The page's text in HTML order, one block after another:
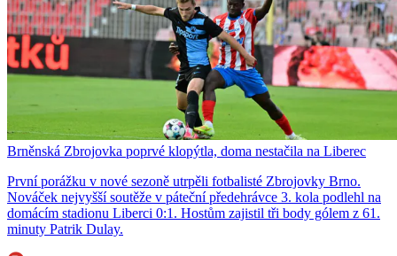
Brněnská Zbrojovka poprvé klopýtla, doma nestačila na Liberec
První porážku v nové sezoně utrpěli fotbalisté Zbrojovky Brno.
Nováček nejvyšší soutěže v páteční předehrávce 3. kola podlehl na
domácím stadionu Liberci 0:1. Hostům zajistil tři body gólem z 61.
minuty Patrik Dulay.